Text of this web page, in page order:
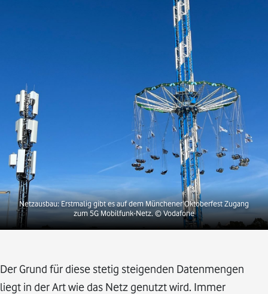
Netzausbau: Erstmalig gibt es auf dem Münchener Oktoberfest Zugang
zum 5G Mobilfunk-Netz. © Vodafone
Der Grund für diese stetig steigenden Datenmengen
liegt in der Art wie das Netz genutzt wird. Immer